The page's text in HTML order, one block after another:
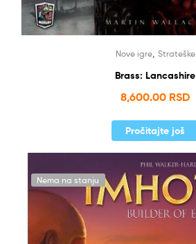
Nove igre, Strateške
Brass: Lancashire
8,600.00 RSD
Pročitajte još
Nema na stanju